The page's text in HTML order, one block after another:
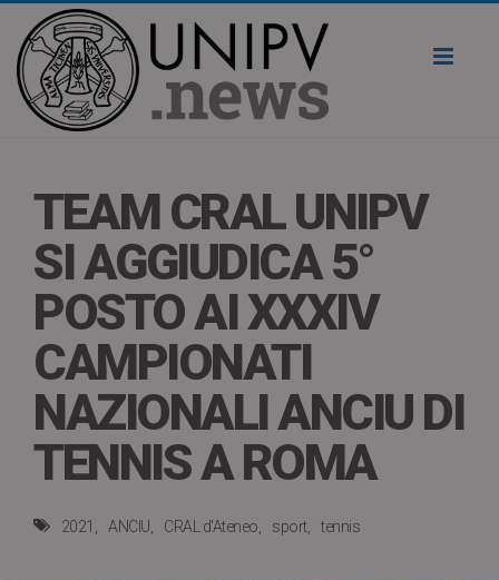
TEAM CRAL UNIPV
SI AGGIUDICA 5°
POSTO AI XXXIV
CAMPIONATI
NAZIONALI ANCIU DI
TENNIS A ROMA
2021 ANCIU CRAL d'Ateneo sport tennis